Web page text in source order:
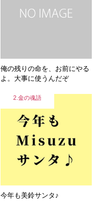
俺の残りの命を、お前にやる
よ。大事に使うんだぞ
2.金の魂語
今年も美鈴サンタ♪